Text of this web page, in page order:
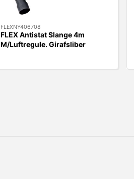
FLEXNY406708
FLEX Antistat Slange 4m
M/Luftregule. Girafsliber